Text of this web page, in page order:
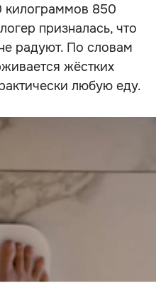
килограммов 850
призналась, что
радуют. По словам
жёстких
любую еду.